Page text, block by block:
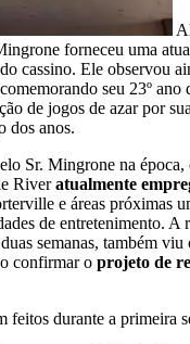
forneceu uma
cassino. Ele observou
seu 23º ano
de jogos de azar por
dos anos.
Sr. Mingrone na época,
Riveratualmente
e áreas próximas
de entretenimento. A
semanas, também
confirmar o projeto de
feitos durante a primeira